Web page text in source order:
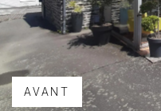
AVANT